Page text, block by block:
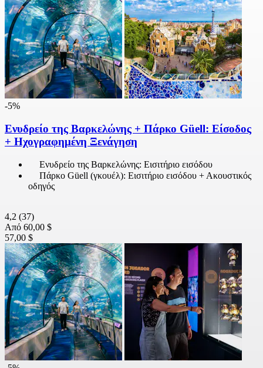
-5%
Ενυδρείο της Βαρκελώνης + Πάρκο Güell: Είσοδος
+ Ηχογραφημένη Ξενάγηση
Ενυδρείο της Βαρκελώνης: Εισιτήριο εισόδου
Πάρκο Güell (γκουέλ): Εισιτήριο εισόδου + Ακουστικός
οδηγός
4,2 (37)
Από 60,00 $
57,00 $